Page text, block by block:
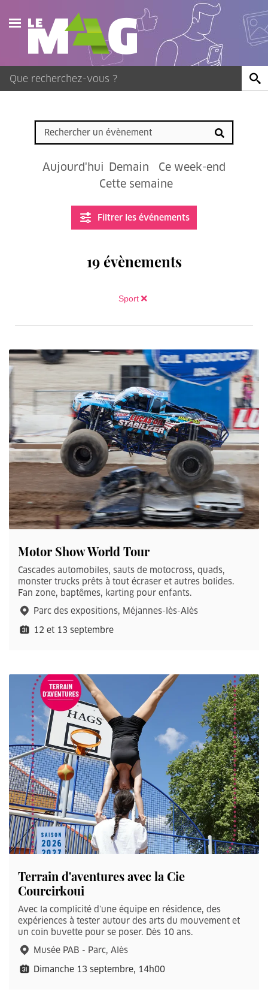
Actualités
Agenda
Publications
Vidéos
Contact
Aujourd'hui Demain
Ce week-end
Cette semaine
Filtrer les événements
19 évènements
Sport
Motor Show World Tour
Cascades automobiles, sauts de motocross, quads,
monster trucks prêts à tout écraser et autres bolides.
Fan zone, baptêmes, karting pour enfants.
Parc des expositions, Méjannes-lès-Alès
12 et 13 septembre
Terrain d'aventures avec la Cie
Courcirkoui
Avec la complicité d’une équipe en résidence, des
expériences à tester autour des arts du mouvement et
un coin buvette pour se poser. Dès 10 ans.
Musée PAB - Parc, Alès
Dimanche 13 septembre, 14h00